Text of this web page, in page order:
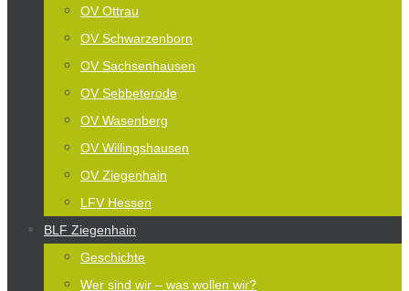
OV Ottrau
OV Schwarzenborn
OV Sachsenhausen
OV Sebbeterode
OV Wasenberg
OV Willingshausen
OV Ziegenhain
LFV Hessen
BLF Ziegenhain
Geschichte
Wer sind wir – was wollen wir?